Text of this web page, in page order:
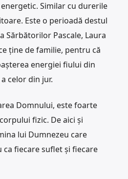
Similar cu durerile
Este o perioadă destul
Sărbătorilor Pascale, Laura
ține de familie, pentru că
energiei fiului din
celor din jur.
Domnului, este foarte
fizic. De aici și
lui Dumnezeu care
fiecare suflet și fiecare